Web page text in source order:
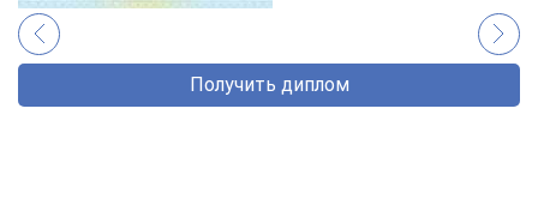
Получить диплом